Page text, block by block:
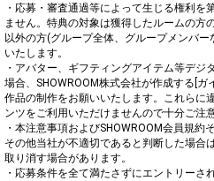
・応募・審査通過等によって生じる権利を
ません。特典の対象は獲得したルームの方
以外の方(グループ全体、グループメンバ
いたします。
・アバター、ギフティングアイテム等デジ
場合、SHOWROOM株式会社が作成する[
作品の制作をお願いいたします。これらに
ンツをご利用いただけませんので十分ご注
・本注意事項およびSHOWROOM会員規
その他当社が不適切であると判断した場合
取り消す場合があります。
・応募条件を全て満たさずにエントリーさ